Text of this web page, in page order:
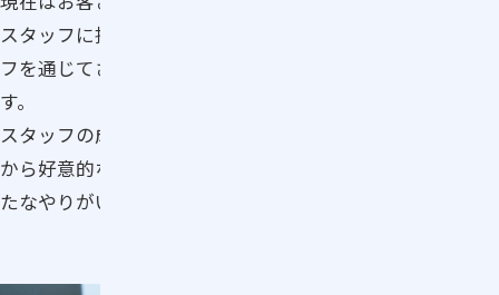
スタッフに接客の喜びや楽しさを伝え、その思いがスタッ
フを通じてさらに多くのお客さまへ広がっていると感じま
す。
スタッフの成長や変化を実感する瞬間や、現場でお客さま
から好意的な声をいただいたという報告を聞くたびに、新
たなやりがいを感じています。